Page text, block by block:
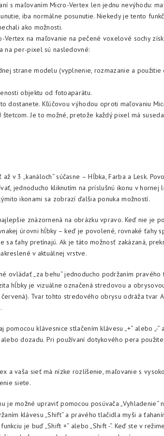
s maľovaním Micro-Vertex len jednu nevýhodu:
iba normálne posunutie. Niekedy je tento
ako možnosti.
Vertex na maľovanie na pečené voxelové sochy
na per-pixel sú nasledovné:
strane modelu (vyplnenie, rozmazanie a použitie
objektu od fotoaparátu.
dostanete. Kľúčovou výhodou oproti maľovaniu
Je to možné, pretože každý pixel má
v 3 „kanáloch“ súčasne – Hĺbka, Farba a Lesk.
jednoducho kliknutím na príslušnú ikonu v hornej
ikonami sa zobrazí ďalšia ponuka možností.
znázornená na obrázku vpravo. Keď nie je
úrovni hĺbky – keď je povolené, rovnaké ťahy
sa ťahy pretínajú. Ak je táto možnosť zakázaná,
v aktuálnej vrstve.
ovládať „za behu“ jednoducho podržaním pravého
hĺbky je vizuálne označená stredovou a
Tvar tohto stredového obrysu odráža tvar
klávesnice stlačením klávesu „+“ alebo „-“
dozadu. Pri používaní dotykového pera
a vaša sieť má nízke rozlíšenie, maľovanie s
siete.
je možné upraviť pomocou posúvača „Vyhladenie“
klávesu „Shift“ a pravého tlačidla myši a
je buď „Shift +“ alebo „Shift -“. Keď ste v režime